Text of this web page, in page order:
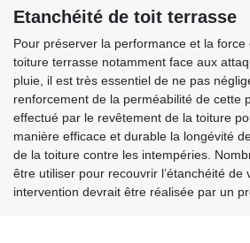
Etanchéité de toit terrasse
Pour préserver la performance et la force
toiture terrasse notamment face aux
pluie, il est très essentiel de ne pas
renforcement de la perméabilité de cette
effectué par le revêtement de la toiture
manière efficace et durable la longévité
de la toiture contre les intempéries.
être utiliser pour recouvrir l’étanchéité de
intervention devrait être réalisée par un